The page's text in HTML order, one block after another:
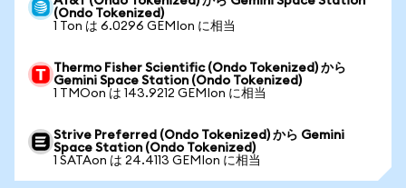
(Ondo Tokenized)
1 Ton は 6.0296 GEMIon に相当
Thermo Fisher Scientific (Ondo Tokenized) から
Gemini Space Station (Ondo Tokenized)
1 TMOon は 143.9212 GEMIon に相当
Strive Preferred (Ondo Tokenized) から Gemini
Space Station (Ondo Tokenized)
1 SATAon は 24.4113 GEMIon に相当